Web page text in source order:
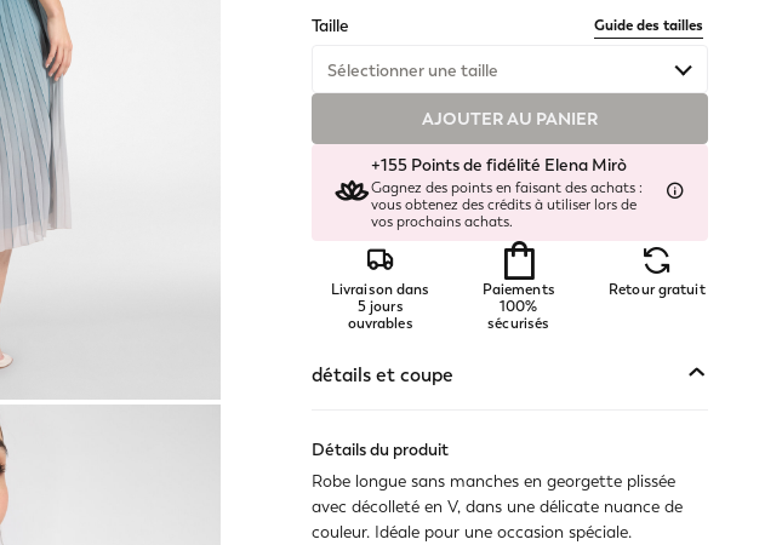
Taille
Guide des tailles
Sélectionner une taille
Non disponible
Disponible
Disponible
Disponible
AJOUTER AU PANIER
+155 Points de fidélité Elena Mirò
Gagnez des points en faisant des achats :
vous obtenez des crédits à utiliser lors de
vos prochains achats.
Livraison dans
5 jours
ouvrables
Paiements
100%
sécurisés
Retour gratuit
détails et coupe
Détails du produit
Robe longue sans manches en georgette plissée
avec décolleté en V, dans une délicate nuance de
couleur. Idéale pour une occasion spéciale.